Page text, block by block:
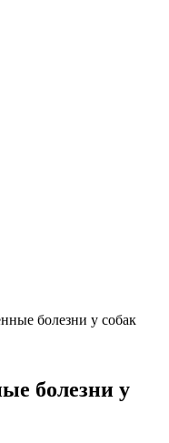
болезни у собак
болезни у